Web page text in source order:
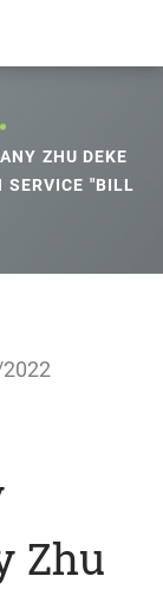
ZHU DEKE
SERVICE "BILL
Zhu